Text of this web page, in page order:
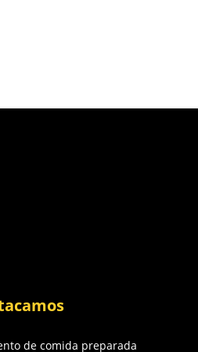
de comida preparada